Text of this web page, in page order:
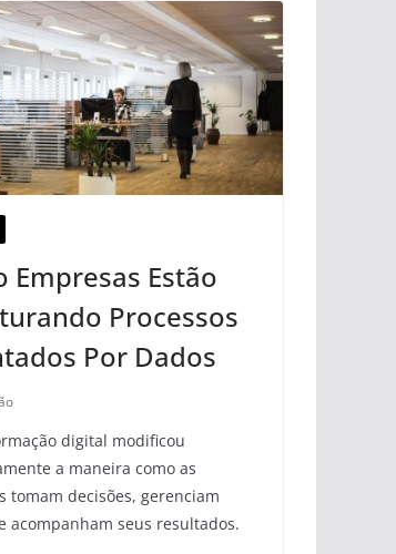
Empresas Estão
Processos
Por Dados
digital modificou
a maneira como as
tomam decisões, gerenciam
acompanham seus resultados.